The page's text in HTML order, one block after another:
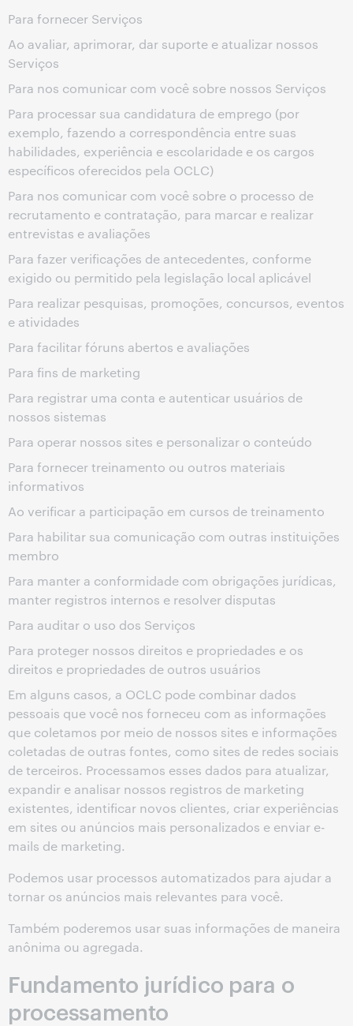
Para fornecer Serviços
Ao avaliar, aprimorar, dar suporte e atualizar nossos
Serviços
Para nos comunicar com você sobre nossos Serviços
Para processar sua candidatura de emprego (por
exemplo, fazendo a correspondência entre suas
habilidades, experiência e escolaridade e os cargos
específicos oferecidos pela OCLC)
Para nos comunicar com você sobre o processo de
recrutamento e contratação, para marcar e realizar
entrevistas e avaliações
Para fazer verificações de antecedentes, conforme
exigido ou permitido pela legislação local aplicável
Para realizar pesquisas, promoções, concursos, eventos
e atividades
Para facilitar fóruns abertos e avaliações
Para fins de marketing
Para registrar uma conta e autenticar usuários de
nossos sistemas
Para operar nossos sites e personalizar o conteúdo
Para fornecer treinamento ou outros materiais
informativos
Ao verificar a participação em cursos de treinamento
Para habilitar sua comunicação com outras instituições
membro
Para manter a conformidade com obrigações jurídicas,
manter registros internos e resolver disputas
Para auditar o uso dos Serviços
Para proteger nossos direitos e propriedades e os
direitos e propriedades de outros usuários
Em alguns casos, a OCLC pode combinar dados
pessoais que você nos forneceu com as informações
que coletamos por meio de nossos sites e informações
coletadas de outras fontes, como sites de redes sociais
de terceiros. Processamos esses dados para atualizar,
expandir e analisar nossos registros de marketing
existentes, identificar novos clientes, criar experiências
em sites ou anúncios mais personalizados e enviar e-
mails de marketing.
Podemos usar processos automatizados para ajudar a
tornar os anúncios mais relevantes para você.
Também poderemos usar suas informações de maneira
anônima ou agregada.
Fundamento jurídico para o
processamento